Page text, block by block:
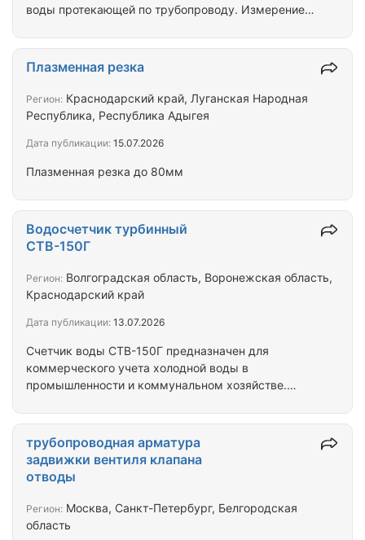
воды протекающей по трубопроводу. Измерение
использования в узлах коммерческого и
технического учета воды. Присоединение
фланцевое Чугунный корпус Диаметр условного
прохода, мм – 65 Номинальное давление, МПа - 1,6
расход, куб.м/ч – 65 Максимальный расход,
Плазменная резка до 80мм
Плазменная резка
Регион: Краснодарский край, Луганская Народная
Республика, Республика Адыгея
Дата публикации: 15.07.2026
Счетчик воды СТВ-150Г предназначен для
коммерческого учета холодной воды в
промышленности и коммунальном хозяйстве.
воды, град. С – (5 - 90) Номинальный расход,
куб.м/ч – 150 Постоянный расход, куб.м/ч - 250
Максимальный расход, куб.м/ч - 300 Габаритные
размеры, мм, не более: - длина – 300 - ширина –
280 - высота - 360 Масса счетчика, кг, не более –
30 Отверстия – 8хМ20 Межповерочный…
Водосчетчик турбинный
СТВ-150Г
Регион: Волгоградская область, Воронежская область,
Краснодарский край
Дата публикации: 13.07.2026
трубопроводная арматура
задвижки вентиля клапана
отводы
Регион: Москва, Санкт-Петербург, Белгородская
область